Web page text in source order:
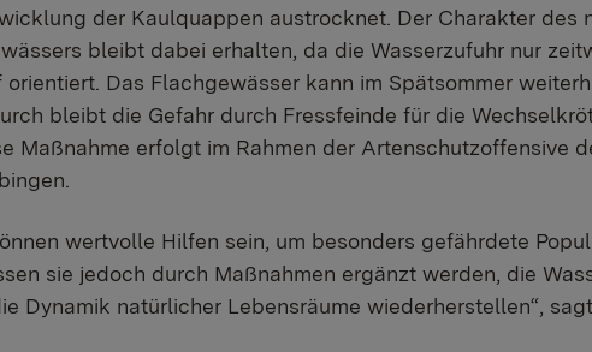
der Kaulquappen austrocknet. Der Charakter des
bleibt dabei erhalten, da die Wasserzufuhr nur
Das Flachgewässer kann im Spätsommer
bleibt die Gefahr durch Fressfeinde für die
Maßnahme erfolgt im Rahmen der Artenschutzoffensive
wertvolle Hilfen sein, um besonders gefährdete
sie jedoch durch Maßnahmen ergänzt werden, die
Dynamik natürlicher Lebensräume wiederherstellen“,